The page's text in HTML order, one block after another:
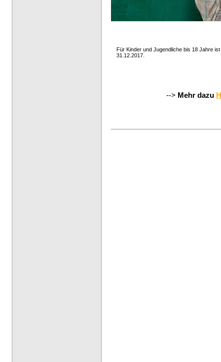
Für Kinder und Jugendliche bis 18 Jahre
31.12.2017.
--> Mehr dazu